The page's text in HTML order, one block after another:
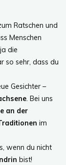
Ratschen und
Menschen
die
so sehr, dass du
Gesichter –
. Bei uns
an der
im
wenn du nicht
bist!